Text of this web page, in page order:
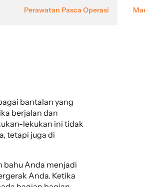
Perawatan Pasca Operasi
bantalan yang
berjalan dan
lekukan ini tidak
tetapi juga di
bahu Anda menjadi
Anda. Ketika